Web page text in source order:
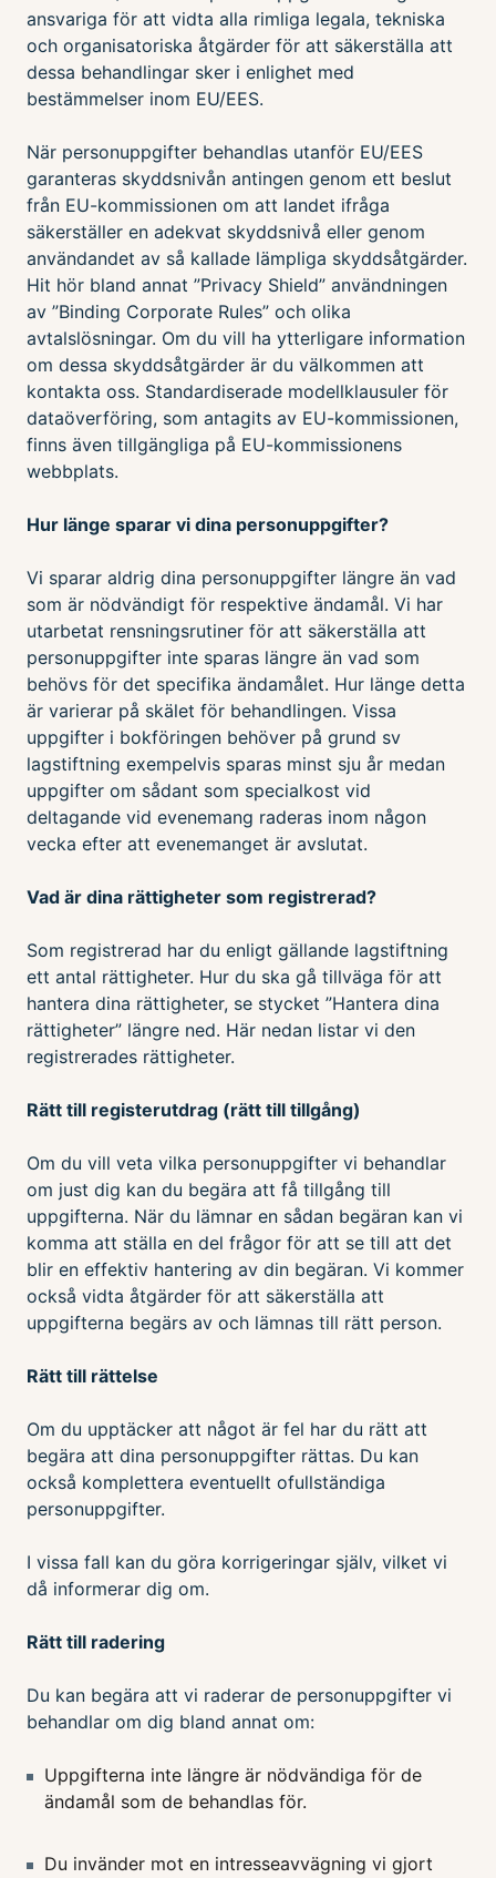
ansvariga för att vidta alla rimliga legala, tekniska
och organisatoriska åtgärder för att säkerställa att
dessa behandlingar sker i enlighet med
bestämmelser inom EU/EES.
När personuppgifter behandlas utanför EU/EES
garanteras skyddsnivån antingen genom ett beslut
från EU-kommissionen om att landet ifråga
säkerställer en adekvat skyddsnivå eller genom
användandet av så kallade lämpliga skyddsåtgärder.
Hit hör bland annat ”Privacy Shield” användningen
av ”Binding Corporate Rules” och olika
avtalslösningar. Om du vill ha ytterligare information
om dessa skyddsåtgärder är du välkommen att
kontakta oss. Standardiserade modellklausuler för
dataöverföring, som antagits av EU-kommissionen,
finns även tillgängliga på EU-kommissionens
webbplats.
Hur länge sparar vi dina personuppgifter?
Vi sparar aldrig dina personuppgifter längre än vad
som är nödvändigt för respektive ändamål. Vi har
utarbetat rensningsrutiner för att säkerställa att
personuppgifter inte sparas längre än vad som
behövs för det specifika ändamålet. Hur länge detta
är varierar på skälet för behandlingen. Vissa
uppgifter i bokföringen behöver på grund sv
lagstiftning exempelvis sparas minst sju år medan
uppgifter om sådant som specialkost vid
deltagande vid evenemang raderas inom någon
vecka efter att evenemanget är avslutat.
Vad är dina rättigheter som registrerad?
Som registrerad har du enligt gällande lagstiftning
ett antal rättigheter. Hur du ska gå tillväga för att
hantera dina rättigheter, se stycket ”Hantera dina
rättigheter” längre ned. Här nedan listar vi den
registrerades rättigheter.
Rätt till registerutdrag (rätt till tillgång)
Om du vill veta vilka personuppgifter vi behandlar
om just dig kan du begära att få tillgång till
uppgifterna. När du lämnar en sådan begäran kan vi
komma att ställa en del frågor för att se till att det
blir en effektiv hantering av din begäran. Vi kommer
också vidta åtgärder för att säkerställa att
uppgifterna begärs av och lämnas till rätt person.
Rätt till rättelse
Om du upptäcker att något är fel har du rätt att
begära att dina personuppgifter rättas. Du kan
också komplettera eventuellt ofullständiga
personuppgifter.
I vissa fall kan du göra korrigeringar själv, vilket vi
då informerar dig om.
Rätt till radering
Du kan begära att vi raderar de personuppgifter vi
behandlar om dig bland annat om:
Uppgifterna inte längre är nödvändiga för de
ändamål som de behandlas för.
Du invänder mot en intresseavvägning vi gjort